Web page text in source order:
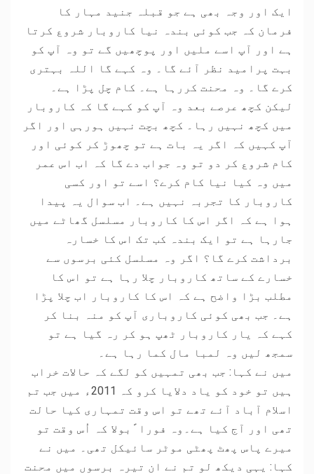
ایک اور وجہ بھی ہے جو قبلہ جنید مہار کا
فرمان کہ جب کوئی بندہ نیا کاروبار شروع کرتا
ہے اور آپ اسے ملیں اور پوچھیں گے تو وہ آپ کو
بہت پرامید نظر آئے گا۔ وہ کہے گا اللہ بہتری
کرے گا۔ وہ محنت کررہا ہے۔ کام چل پڑا ہے۔
لیکن کچھ عرصے بعد وہ آپ کو کہے گا کہ کاروبار
میں کچھ نہیں رہا۔ کچھ بچت نہیں ہورہی اور اگر
آپ کہیں کہ اگر یہ بات ہے تو چھوڑ کر کوئی اور
کام شروع کر دو تو وہ جواب دے گا کہ اب اس عمر
میں وہ کیا نیا کام کرے؟ اسے تو اور کسی
کاروبار کا تجربہ نہیں ہے۔ اب سوال یہ پیدا
ہوا ہے کہ اگر اس کا کاروبار مسلسل گھاٹے میں
جارہا ہے تو ایک بندہ کب تک اس کا خسارہ
برداشت کرے گا؟ اگر وہ مسلسل کئی برسوں سے
خسارے کے ساتھ کاروبار چلا رہا ہے تو اس کا
مطلب بڑا واضح ہے کہ اس کا کاروبار اب چلا پڑا
ہے۔ جب بھی کوئی کاروباری آپ کو منہ بنا کر
کہے کہ یار کاروبار ٹھپ ہو کر رہ گیا ہے تو
سمجھ لیں وہ لمبا مال کما رہا ہے۔
میں نے کہا: جب بھی تمہیں کو لگے کہ حالات خراب
ہیں تو خود کو یاد دلایا کرو کہ 2011ء میں جب تم
اسلام آباد آئے تھے تو اس وقت تمہاری کیا حالت
تھی اور آج کیا ہے۔وہ فورا ًبولا کہ اُس وقت تو
میرے پاس پھٹ پھٹی موٹر سائیکل تھی۔ میں نے
کہا: یہی دیکھ لو تم نے ان تیرہ برسوں میں محنت